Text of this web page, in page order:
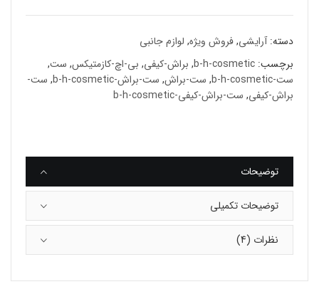
دسته:آرایشی,فروش ویژه, لوازم جانبی
برچسب: b-h-cosmetic
, براش-کیفی, بی-اچ-کازمتیکس, ست,
ست-b-h-cosmetic
, ست-براش, ست-براش-b-h-cosmetic , ست-
براش-کیفی, ست-براش-کیفی-b-h-cosmetic
توضیحات
توضیحات تکمیلی
نظرات (4)